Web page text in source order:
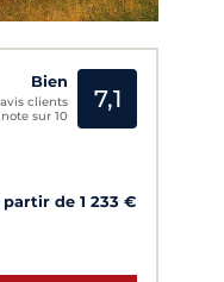
Bien
avis clients
note sur 10
7,1
partir de 1 233 €